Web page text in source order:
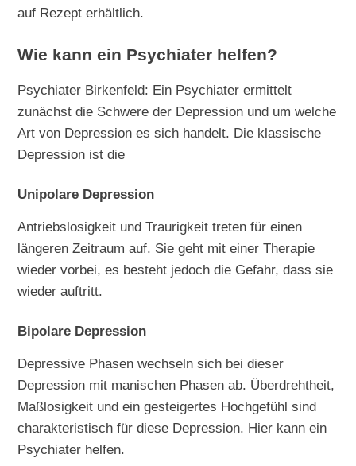
auf Rezept erhältlich.
Wie kann ein Psychiater helfen?
Psychiater Birkenfeld: Ein Psychiater ermittelt
zunächst die Schwere der Depression und um welche
Art von Depression es sich handelt. Die klassische
Depression ist die
Unipolare Depression
Antriebslosigkeit und Traurigkeit treten für einen
längeren Zeitraum auf. Sie geht mit einer Therapie
wieder vorbei, es besteht jedoch die Gefahr, dass sie
wieder auftritt.
Bipolare Depression
Depressive Phasen wechseln sich bei dieser
Depression mit manischen Phasen ab. Überdrehtheit,
Maßlosigkeit und ein gesteigertes Hochgefühl sind
charakteristisch für diese Depression. Hier kann ein
Psychiater helfen.